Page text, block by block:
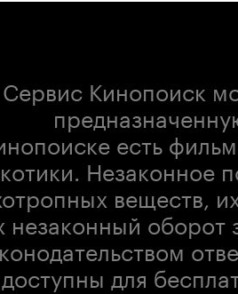
Сервис Кинопоиск
есть
Незаконное
веществ,
незаконный оборот
доступны для